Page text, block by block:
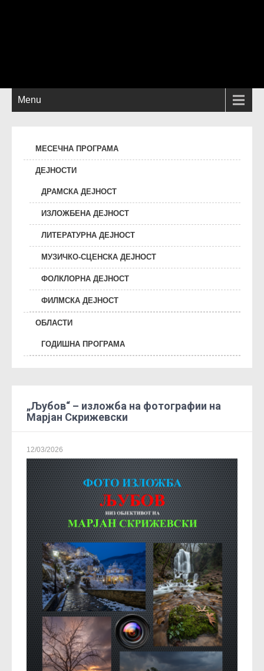
Menu
МЕСЕЧНА ПРОГРАМА
ДЕЈНОСТИ
ДРАМСКА ДЕЈНОСТ
ИЗЛОЖБЕНА ДЕЈНОСТ
ЛИТЕРАТУРНА ДЕЈНОСТ
МУЗИЧКО-СЦЕНСКА ДЕЈНОСТ
ФОЛКЛОРНА ДЕЈНОСТ
ФИЛМСКА ДЕЈНОСТ
ОБЛАСТИ
ГОДИШНА ПРОГРАМА
„Љубов“ – изложба на фотографии на
Марјан Скрижевски
12/03/2026